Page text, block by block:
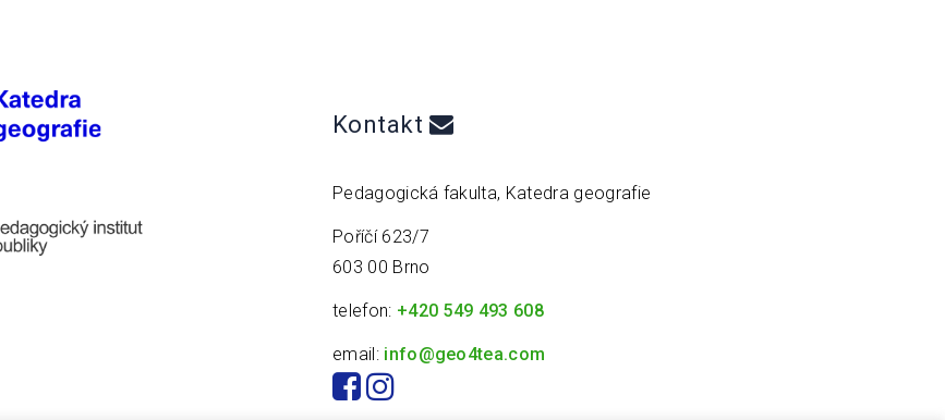
Kontakt
Pedagogická fakulta, Katedra geografie
Poříčí 623/7
603 00 Brno
telefon: +420 549 493 608
email: info@geo4tea.com